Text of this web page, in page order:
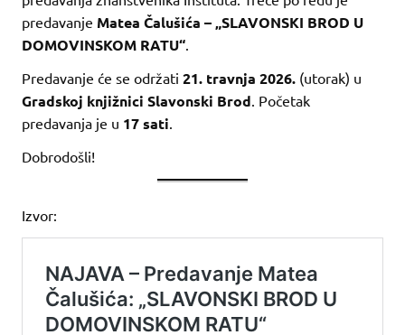
predavanje Matea Čalušića – „SLAVONSKI BROD U
DOMOVINSKOM RATU“.
Predavanje će se održati 21. travnja 2026. (utorak) u
Gradskoj knjižnici Slavonski Brod. Početak
predavanja je u 17 sati.
Dobrodošli!
Izvor: